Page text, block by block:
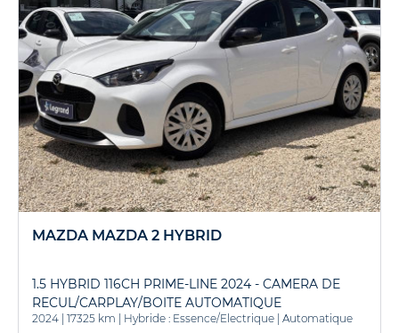
MAZDA MAZDA 2 HYBRID
1.5 HYBRID 116CH PRIME-LINE 2024 - CAMERA DE
RECUL/CARPLAY/BOITE AUTOMATIQUE
2024 17325 km Hybride : Essence/Electrique Automatique